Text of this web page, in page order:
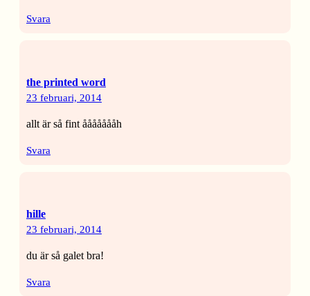
Svara
the printed word
23 februari, 2014
allt är så fint åååååååh
Svara
hille
23 februari, 2014
du är så galet bra!
Svara